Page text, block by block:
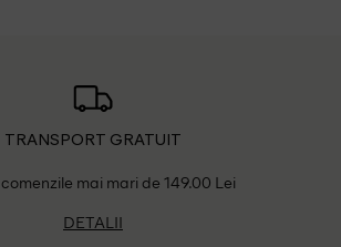
TRANSPORT GRATUIT
mai mari de 149.00 Lei
DETALII